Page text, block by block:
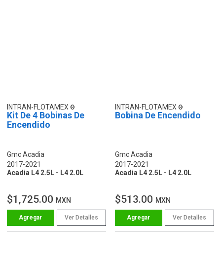
INTRAN-FLOTAMEX
Kit De 4 Bobinas De
Encendido
Gmc Acadia
2017-2021
Acadia L4 2.5L - L4 2.0L
$1,725.00 MXN
Ver Detalles
INTRAN-FLOTAMEX
Bobina De Encendido
Gmc Acadia
2017-2021
Acadia L4 2.5L - L4 2.0L
$513.00 MXN
Ver Detalles